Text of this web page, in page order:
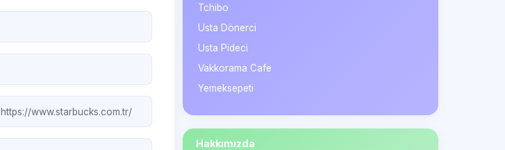
https://www.starbucks.com.tr/
Tchibo
Usta Dönerci
Usta Pideci
Vakkorama Cafe
Yemeksepeti
Hakkımızda